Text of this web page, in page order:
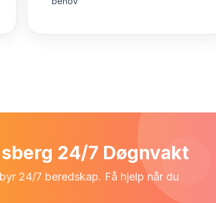
24/7 Døgnvakt
24/7 beredskap. Få hjelp når du